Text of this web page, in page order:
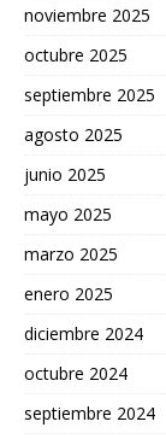
noviembre 2025
octubre 2025
septiembre 2025
agosto 2025
junio 2025
mayo 2025
marzo 2025
enero 2025
diciembre 2024
octubre 2024
septiembre 2024